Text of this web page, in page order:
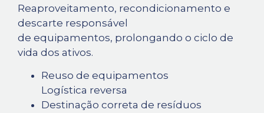
Reaproveitamento, recondicionamento e
descarte responsável
de equipamentos, prolongando o ciclo de
vida dos ativos.
Reuso de equipamentos
Logística reversa
Destinação correta de resíduos